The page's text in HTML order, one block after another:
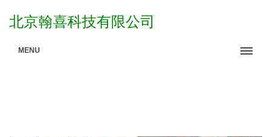
北京翰喜科技有限公司
MENU